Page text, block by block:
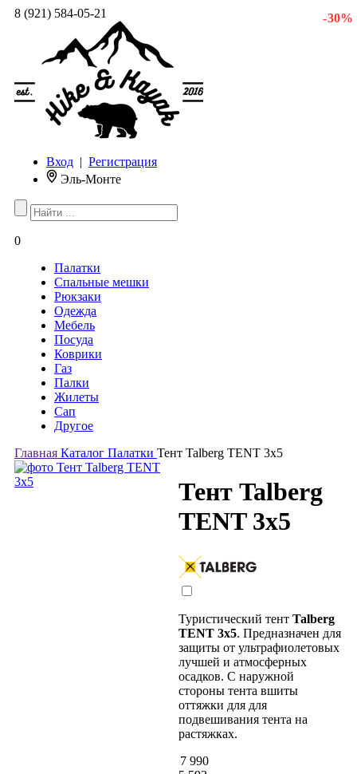
8 (921) 584-05-21
Вход | Регистрация
Эль-Монте
0
Палатки
Спальные мешки
Рюкзаки
Одежда
Мебель
Посуда
Коврики
Газ
Палки
Жилеты
Сап
Другое
Главная Каталог Палатки Тент Talberg TENT 3x5
- 30 %
Тент Talberg
TENT 3x5
Туристический тент Talberg
TENT 3x5. Предназначен для
защиты от ультрафиолетовых
лучшей и атмосферных
осадков. С наружной
стороны тента вшиты
оттяжки для для
подвешивания тента на
растяжках.
7 990